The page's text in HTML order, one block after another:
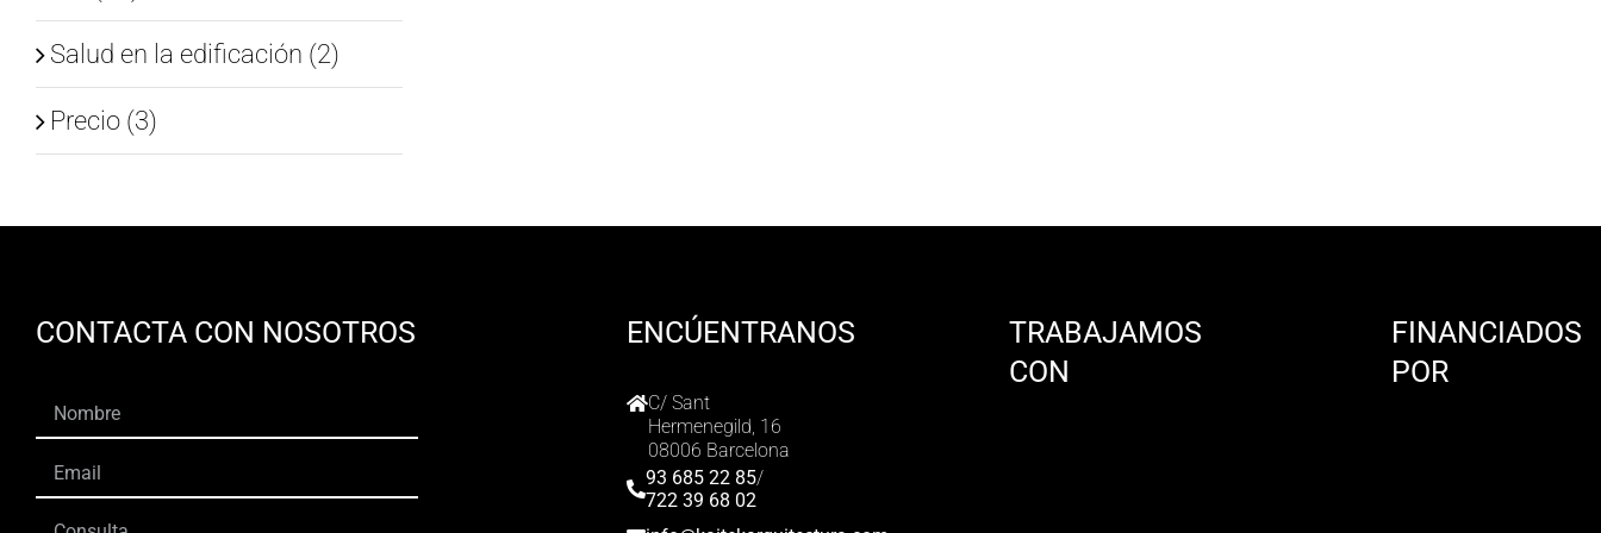
Salud en la edificación (2)
Precio (3)
CONTACTA CON NOSOTROS ENCÚENTRANOS
C/ Sant
Hermenegild, 16
08006 Barcelona
93 685 22 85/
722 39 68 02
TRABAJAMOS
CON
FINANCIADOS
POR